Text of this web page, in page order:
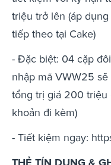
triệu trở lên (áp
tiếp theo tại Cake)
- Đặc biệt: 04 cặp
nhập mã VWW25
tổng trị giá 200 triệu
khoản đi kèm)
- Tiết kiệm ngay: